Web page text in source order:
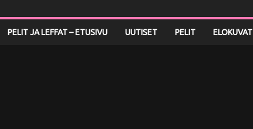
PELIT JA LEFFAT – ETUSIVU UUTISET PELIT ELOKUVAT